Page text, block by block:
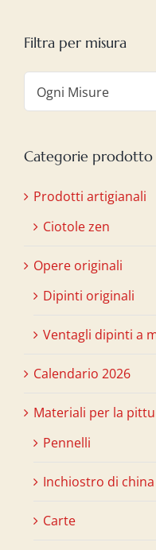
Filtra per misura
Ogni Misure
Categorie prodotto
Prodotti artigianali
Ciotole zen
Opere originali
Dipinti originali
Ventagli dipinti a
Calendario 2026
Materiali per la
Pennelli
Inchiostro di china
Carte